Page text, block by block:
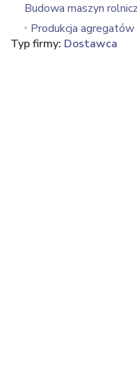
Budowa maszyn
Produkcja agregatów
Typ firmy: Dostawca